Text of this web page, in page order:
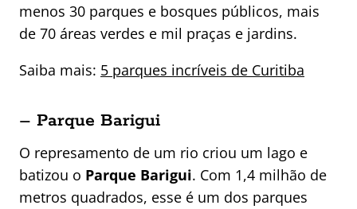
menos 30 parques e bosques públicos, mais
de 70 áreas verdes e mil praças e jardins.
Saiba mais: 5 parques incríveis de Curitiba
– Parque Barigui
O represamento de um rio criou um lago e
batizou o Parque Barigui. Com 1,4 milhão de
metros quadrados, esse é um dos parques